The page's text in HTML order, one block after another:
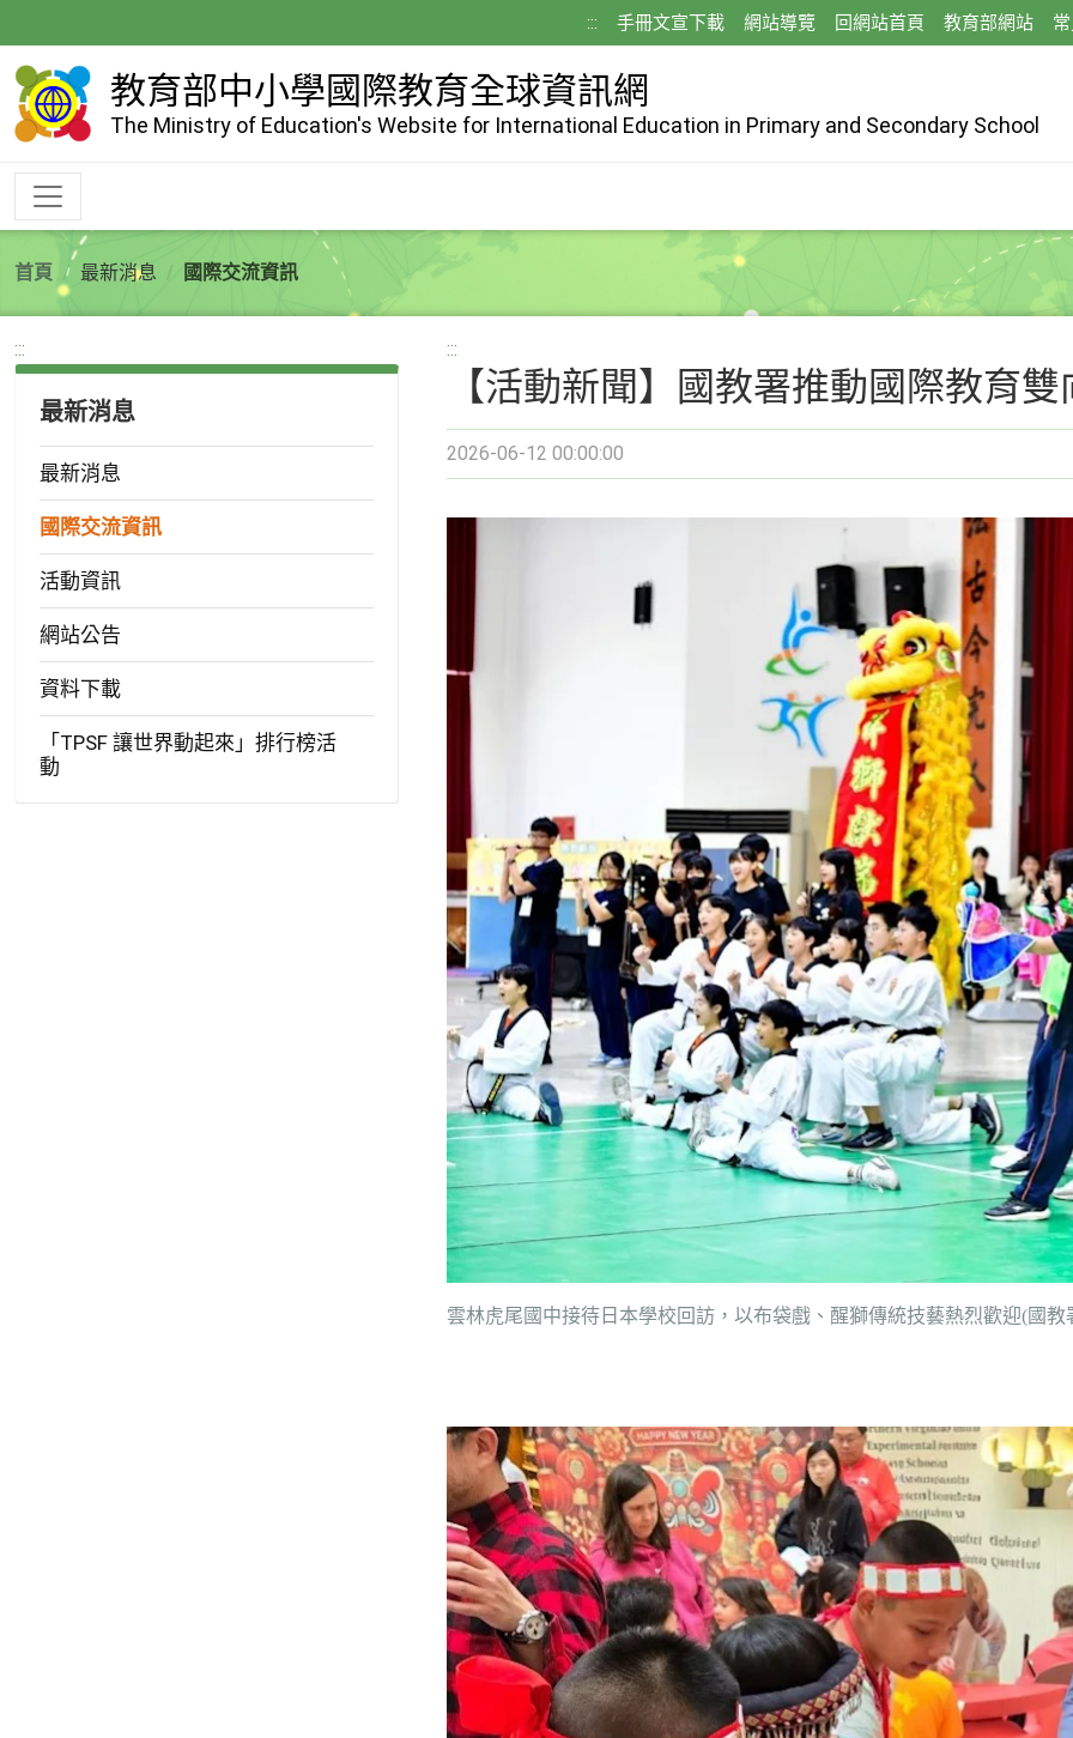
到
主
內
::: 手冊文宣下載 網站導覽 回網站首頁 教育部網站
教育部中小學國際教育全球資訊網
The Ministry of Education's Website for International Education in Primary and Secondary School
首頁 最新消息 國際交流資訊
:::
最新消息
最新消息
國際交流資訊
活動資訊
網站公告
資料下載
「TPSF 讓世界動起來」排行榜活
動
:::
【活動新聞】國教署推動國際教育
2026-06-12 00:00:00
雲林虎尾國中接待日本學校回訪，以布袋戲、醒獅傳統技藝熱烈歡迎(國教